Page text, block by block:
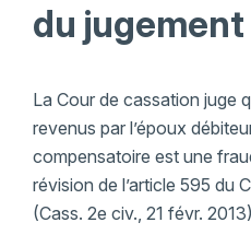
du
La Cour de cassation juge
revenus par l’époux
compensatoire est une
révision de l’article 595 du
(Cass. 2e civ., 21 févr.